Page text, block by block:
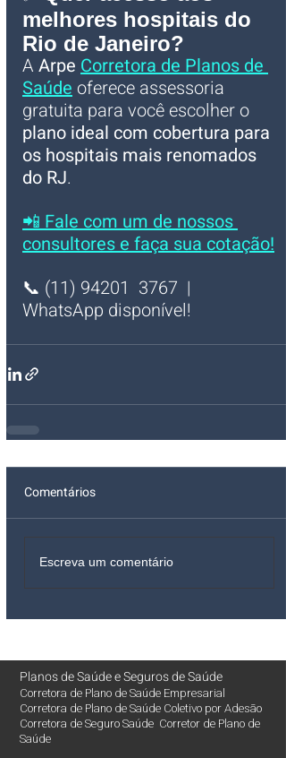
melhores hospitais do
Rio de Janeiro?
A Arpe Corretora de Planos de
Saúde oferece assessoria
gratuita para você escolher o
plano ideal com cobertura para
os hospitais mais renomados
do RJ.
📲 Fale com um de nossos
consultores e faça sua cotação!
📞 (11) 94201  3767  |
WhatsApp disponível!
Comentários
Escreva um comentário
Planos de SaúdeeSeguros de Saúde
Corretora de Plano de Saúde Empresarial
Corretora de Plano de Saúde Coletivo por Adesão
Corretora de Seguro Saúde Corretor de Plano de
Saúde